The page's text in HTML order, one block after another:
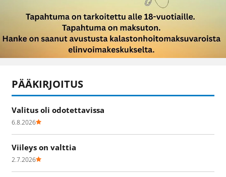
PÄÄKIRJOITUS
Valitus oli odotettavissa
6.8.2026
Viileys on valttia
2.7.2026